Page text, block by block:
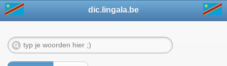
dic.lingala.be